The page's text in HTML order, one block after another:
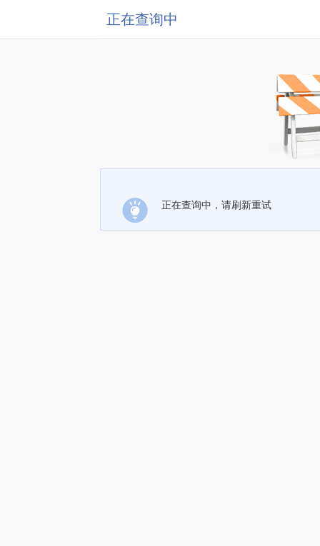
正在查询中
正在查询中，请刷新重试